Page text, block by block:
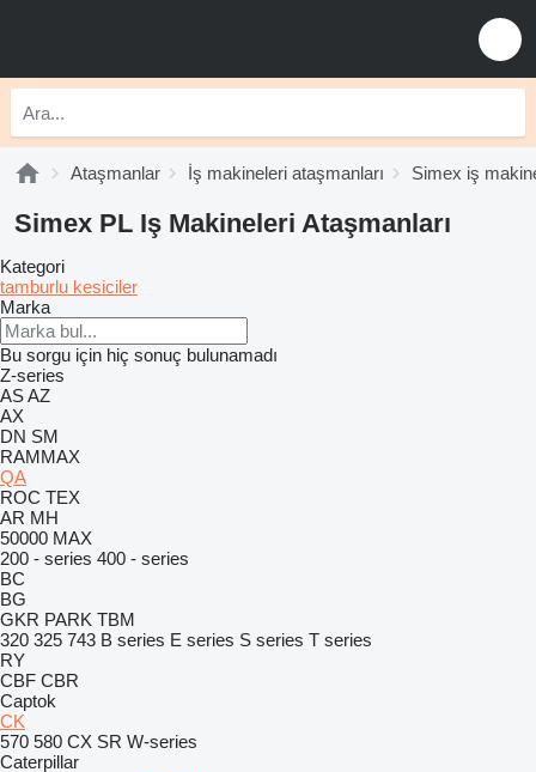
Ataşmanlar İş makineleri ataşmanları Simex iş
Simex PL Iş Makineleri Ataşmanları
Kategori
tamburlu kesiciler
Marka
Bu sorgu için hiç sonuç bulunamadı
Z-series
ASAZ
AX
DN SM
RAMMAX
QA
ROC TEX
AR MH
50000 MAX
200 - series 400 - series
BC
BG
GKR PARK TBM
320 325 743 B series E series S series T series
RY
CBF CBR
Captok
CK
570 580 CX SR W-series
Caterpillar